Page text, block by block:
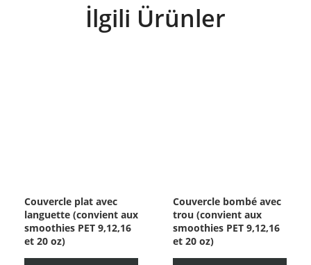
İlgili Ürünler
Couvercle plat avec
languette (convient aux
smoothies PET 9,12,16
et 20 oz)
Couvercle bombé avec
trou (convient aux
smoothies PET 9,12,16
et 20 oz)